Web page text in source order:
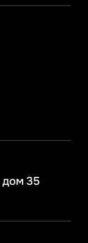
дом 35